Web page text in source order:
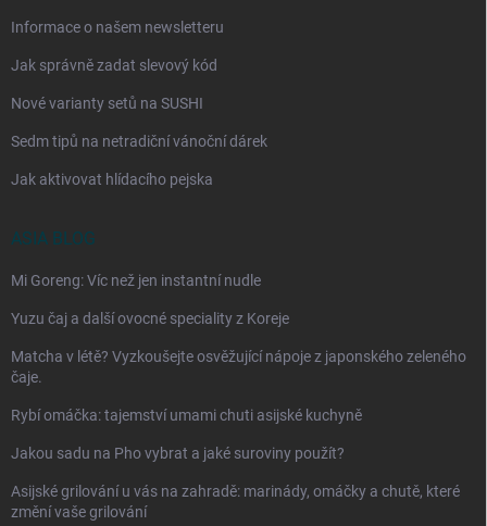
Informace o našem newsletteru
Jak správně zadat slevový kód
Nové varianty setů na SUSHI
Sedm tipů na netradiční vánoční dárek
Jak aktivovat hlídacího pejska
ASIA BLOG
Mi Goreng: Víc než jen instantní nudle
Yuzu čaj a další ovocné speciality z Koreje
Matcha v létě? Vyzkoušejte osvěžující nápoje z japonského zeleného
čaje.
Rybí omáčka: tajemství umami chuti asijské kuchyně
Jakou sadu na Pho vybrat a jaké suroviny použít?
Asijské grilování u vás na zahradě: marinády, omáčky a chutě, které
změní vaše grilování